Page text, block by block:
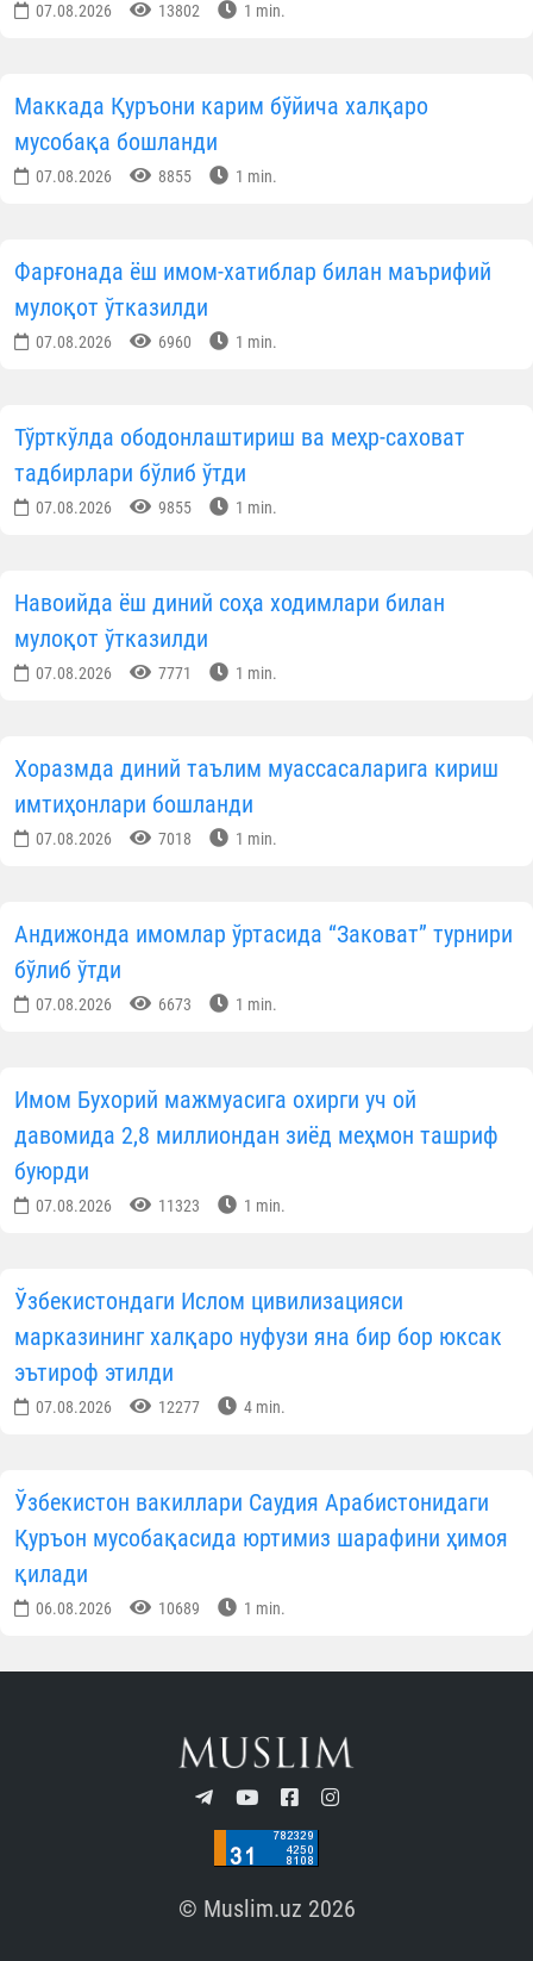
07.08.2026 13802 1 min.
Маккада Қуръони карим бўйича халқаро
мусобақа бошланди
07.08.2026 8855 1 min.
Фарғонада ёш имом-хатиблар билан маърифий
мулоқот ўтказилди
07.08.2026 6960 1 min.
Тўрткўлда ободонлаштириш ва меҳр-саховат
тадбирлари бўлиб ўтди
07.08.2026 9855 1 min.
Навоийда ёш диний соҳа ходимлари билан
мулоқот ўтказилди
07.08.2026 7771 1 min.
Хоразмда диний таълим муассасаларига кириш
имтиҳонлари бошланди
07.08.2026 7018 1 min.
Андижонда имомлар ўртасида “Заковат” турнири
бўлиб ўтди
07.08.2026 6673 1 min.
Имом Бухорий мажмуасига охирги уч ой
давомида 2,8 миллиондан зиёд меҳмон ташриф
буюрди
07.08.2026 11323 1 min.
Ўзбекистондаги Ислом цивилизацияси
марказининг халқаро нуфузи яна бир бор юксак
эътироф этилди
07.08.2026 12277 4 min.
Ўзбекистон вакиллари Саудия Арабистонидаги
Қуръон мусобақасида юртимиз шарафини ҳимоя
қилади
06.08.2026 10689 1 min.
© Muslim.uz 2026